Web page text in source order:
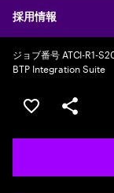
採用情報
Packaged Application
ジョブ番号 ATCI-R1-
BTP Integration Suite
ポジションを
シェア